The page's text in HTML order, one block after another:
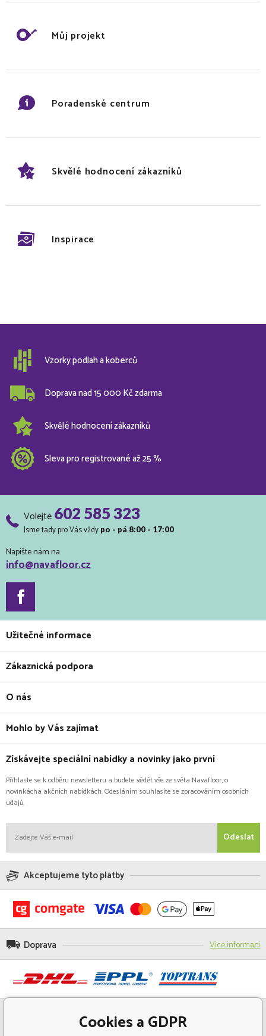
Můj projekt
Poradenské centrum
Skvělé hodnocení zákazníků
Inspirace
Vzorky podlah a koberců
Doprava nad 15 000 Kč zdarma
Skvělé hodnocení zákazníků
Sleva pro registrované až 25 %
Volejte602 585 323
Jsme tady pro Vás vždy po - pá 8:00 - 17:00
Napište nám na
info@navafloor.cz
Užitečné informace
Zákaznická podpora
O nás
Mohlo by Vás zajímat
Získávejte speciální nabídky a novinky jako první
Přihlaste se k odběru newsletteru a budete vědět vše ze světa Navafloor, o
novinkácha akčních nabídkách. Odesláním souhlasíte se zpracováním osobních
údajů.
Odeslat
Akceptujeme tyto platby
Doprava Více informací
Cookies a GDPR